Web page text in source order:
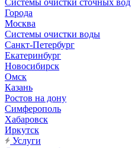
Системы очистки сточных вод
Города
Москва
Системы очистки воды
Санкт-Петербург
Екатеринбург
Новосибирск
Омск
Казань
Ростов на дону
Симферополь
Хабаровск
Иркутск
Услуги